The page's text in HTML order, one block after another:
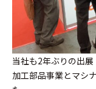
当社も2年ぶりの出展
加工部品事業とマシ